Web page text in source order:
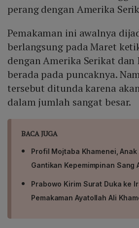
perang dengan Amerika
Pemakaman ini awalnya
berlangsung pada Maret
dengan Amerika Serikat dan
berada pada puncaknya.
tersebut ditunda karena
dalam jumlah sangat besar.
BACA JUGA
Profil Mojtaba Khamenei,
Gantikan Kepemimpinan Sang
Prabowo Kirim Surat Duka ke
Pemakaman Ayatollah Ali